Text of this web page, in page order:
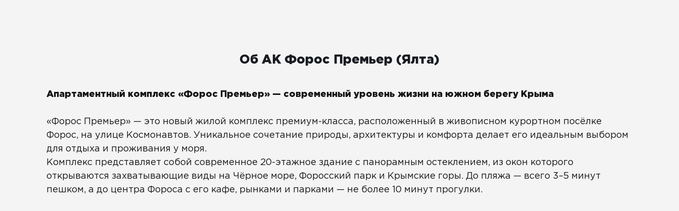
Об АК Форос Премьер (Ялта)
Апартаментный комплекс «Форос Премьер» — современный уровень жизни на южном берегу Крыма
«Форос Премьер» — это новый жилой комплекс премиум-класса, расположенный в живописном курортном посёлке
Форос, на улице Космонавтов. Уникальное сочетание природы, архитектуры и комфорта делает его идеальным выбором
для отдыха и проживания у моря.
Комплекс представляет собой современное 20-этажное здание с панорамным остеклением, из окон которого
открываются захватывающие виды на Чёрное море, Форосский парк и Крымские горы. До пляжа — всего 3–5 минут
пешком, а до центра Фороса с его кафе, рынками и парками — не более 10 минут прогулки.